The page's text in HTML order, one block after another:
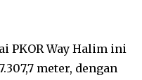
PKOR Way Halim ini
meter, dengan